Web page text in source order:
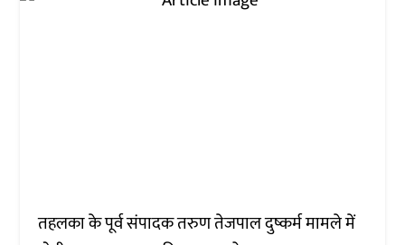
तहलका के पूर्व संपादक तरुण तेजपाल दुष्कर्म मामले में